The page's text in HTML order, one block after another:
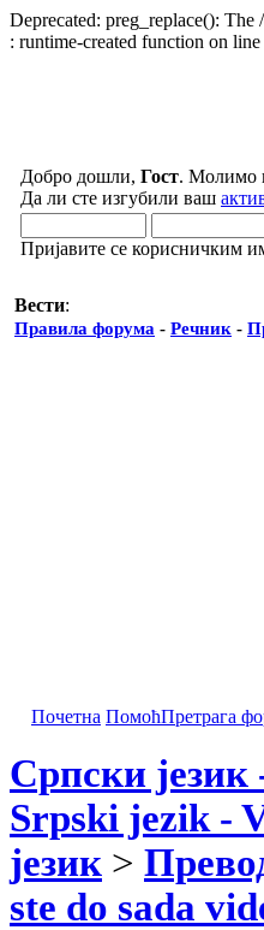
Deprecated: preg_replace():
: runtime-created function on line
Добро дошли, Гост. Молимо
Да ли сте изгубили ваш
Пријавите се корисничким
Вести:
Правила форума - Речник -
Почетна ПомоћПретрага
Српски
Srpski jezik -
језик >
ste do sada